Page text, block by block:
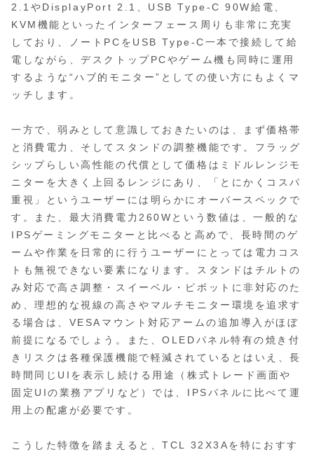
2.1やDisplayPort 2.1、USB Type-C 90W給電、
KVM機能といったインターフェース周りも非常に充実
しており、ノートPCをUSB Type-C一本で接続して給
電しながら、デスクトップPCやゲーム機も同時に運用
するような“ハブ的モニター”としての使い方にもよくマ
ッチします。
一方で、弱みとして意識しておきたいのは、まず価格帯
と消費電力、そしてスタンドの調整機能です。フラッグ
シップらしい高性能の代償として価格はミドルレンジモ
ニターを大きく上回るレンジにあり、「とにかくコスパ
重視」というユーザーには明らかにオーバースペックで
す。また、最大消費電力260Wという数値は、一般的な
IPSゲーミングモニターと比べると高めで、長時間のゲ
ームや作業を日常的に行うユーザーにとっては電力コス
トも無視できない要素になります。スタンドはチルトの
み対応で高さ調整・スイーベル・ピボットに非対応のた
め、理想的な視線の高さやマルチモニター環境を追求す
る場合は、VESAマウント対応アームの追加導入がほぼ
前提になるでしょう。また、OLEDパネル特有の焼き付
きリスクは各種保護機能で軽減されているとはいえ、長
時間同じUIを表示し続ける用途（株式トレード画面や
固定UIの業務アプリなど）では、IPSパネルに比べて運
用上の配慮が必要です。
こうした特徴を踏まえると、TCL 32X3Aを特におすす